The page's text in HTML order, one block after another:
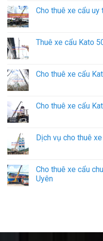
Cho thuê xe cẩu
Thuê xe cẩu Kato
Cho thuê xe cẩu
Cho thuê xe cẩu
Dịch vụ cho thuê
Cho thuê xe cẩu
Uyên